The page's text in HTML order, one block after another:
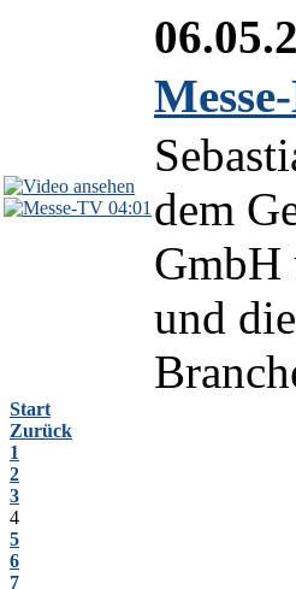
04:01 dem
GmbH
und
Start
Zurück
1
2
3
4
5
6
7